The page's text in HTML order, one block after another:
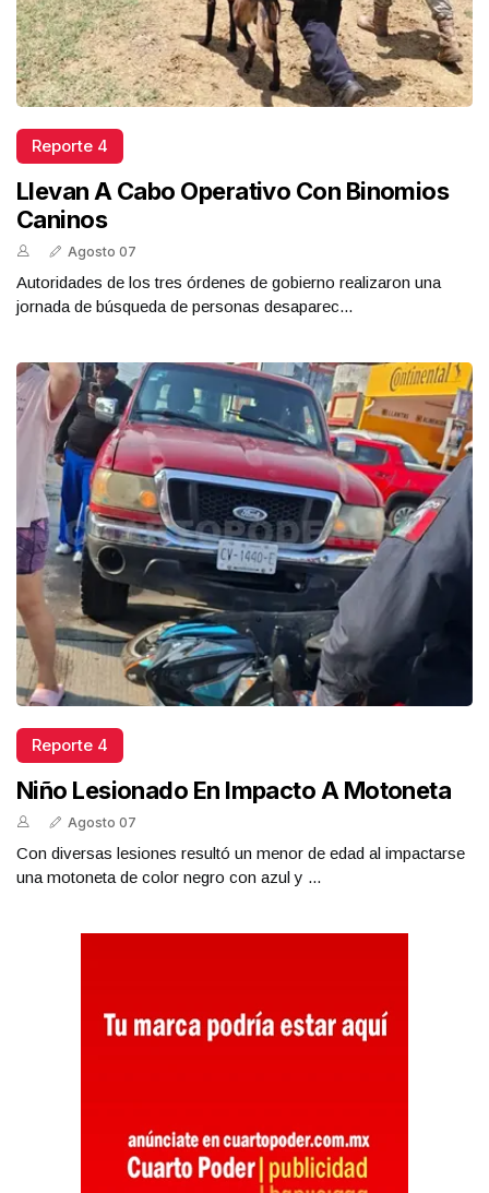
Reporte 4
Llevan A Cabo Operativo Con Binomios
Caninos
Agosto 07
Autoridades de los tres órdenes de gobierno realizaron una
jornada de búsqueda de personas desaparec...
Reporte 4
Niño Lesionado En Impacto A Motoneta
Agosto 07
Con diversas lesiones resultó un menor de edad al impactarse
una motoneta de color negro con azul y ...